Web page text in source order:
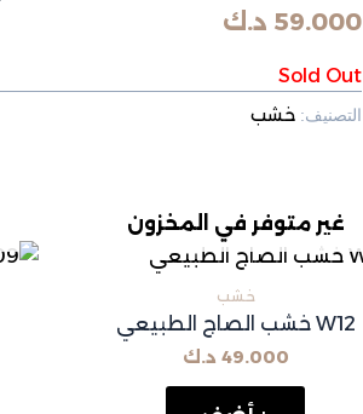
59.000 د.ك
Sold Out
التصنيف: خشب
غير متوفر في المخزون
خشب
W12 خشب الصاج الطبيعي
49.000 د.ك